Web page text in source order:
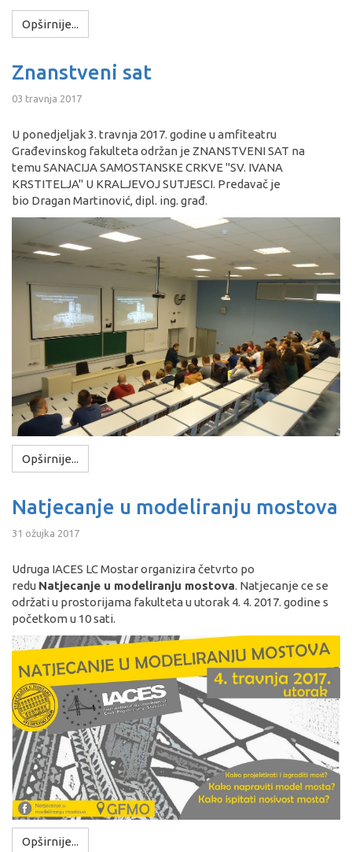
Opširnije...
Znanstveni sat
03 travnja 2017
U ponedjeljak 3. travnja 2017. godine u amfiteatru
Građevinskog fakulteta održan je ZNANSTVENI SAT na
temu SANACIJA SAMOSTANSKE CRKVE "SV. IVANA
KRSTITELJA" U KRALJEVOJ SUTJESCI. Predavač je
bio Dragan Martinović, dipl. ing. građ.
Opširnije...
Natjecanje u modeliranju mostova
31 ožujka 2017
Udruga IACES LC Mostar organizira četvrto po
redu Natjecanje u modeliranju mostova. Natjecanje ce se
održati u prostorijama fakulteta u utorak 4. 4. 2017. godine s
početkom u 10 sati.
Opširnije...